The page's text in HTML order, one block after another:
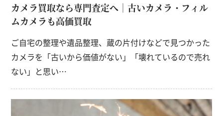
カメラ買取なら専門査定へ｜古いカメラ・フィル
ムカメラも高価買取
ご自宅の整理や遺品整理、蔵の片付けなどで見つかった
カメラを「古いから価値がない」「壊れているので売れ
ない」と思い…